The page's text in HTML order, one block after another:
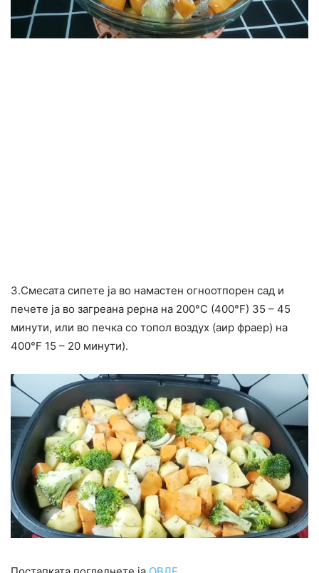
3.Смесата сипете ја во намастен огноотпорен сад и
печете ја во загреана рерна на 200°C (400°F) 35 – 45
минути, или во печка со топол воздух (аир фраер) на
400°F 15 – 20 минути).